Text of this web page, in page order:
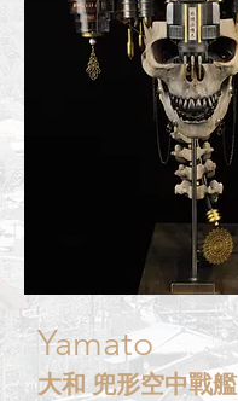
Yamato
​大和 兜形空中戰艦